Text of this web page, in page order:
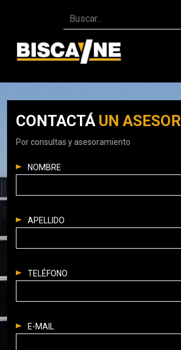
CONTACTÁ UN ASESOR
Por consultas y asesoramiento
NOMBRE
APELLIDO
TELÉFONO
E-MAIL